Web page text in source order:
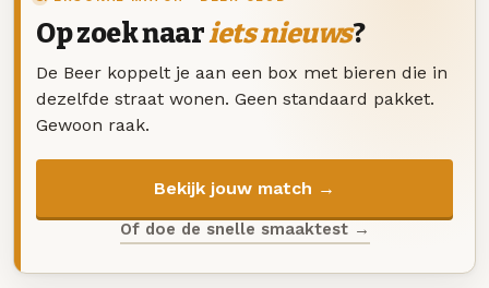
Op zoek naariets nieuws?
De Beer koppelt je aan een box met bieren die in
dezelfde straat wonen. Geen standaard pakket.
Gewoon raak.
Bekijk jouw match →
Of doe de snelle smaaktest →